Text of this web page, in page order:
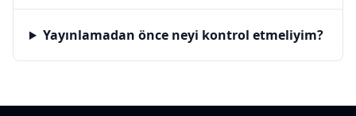
Yayınlamadan önce neyi kontrol etmeliyim?